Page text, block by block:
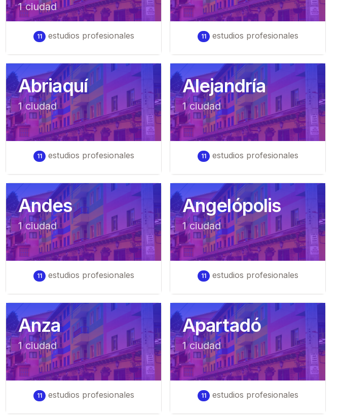
1ciudad
11 estudios profesionales 11 estudios profesionales
Abriaquí
1ciudad
11 estudios profesionales
Alejandría
1ciudad
11 estudios profesionales
Andes
1ciudad
11 estudios profesionales
Angelópolis
1ciudad
11 estudios profesionales
Anza
1ciudad
11 estudios profesionales
Apartadó
1ciudad
11 estudios profesionales